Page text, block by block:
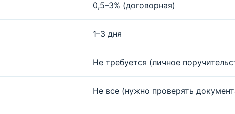
0,5–3% (договорная)
1–3 дня
Не требуется (личное
Не все (нужно проверять